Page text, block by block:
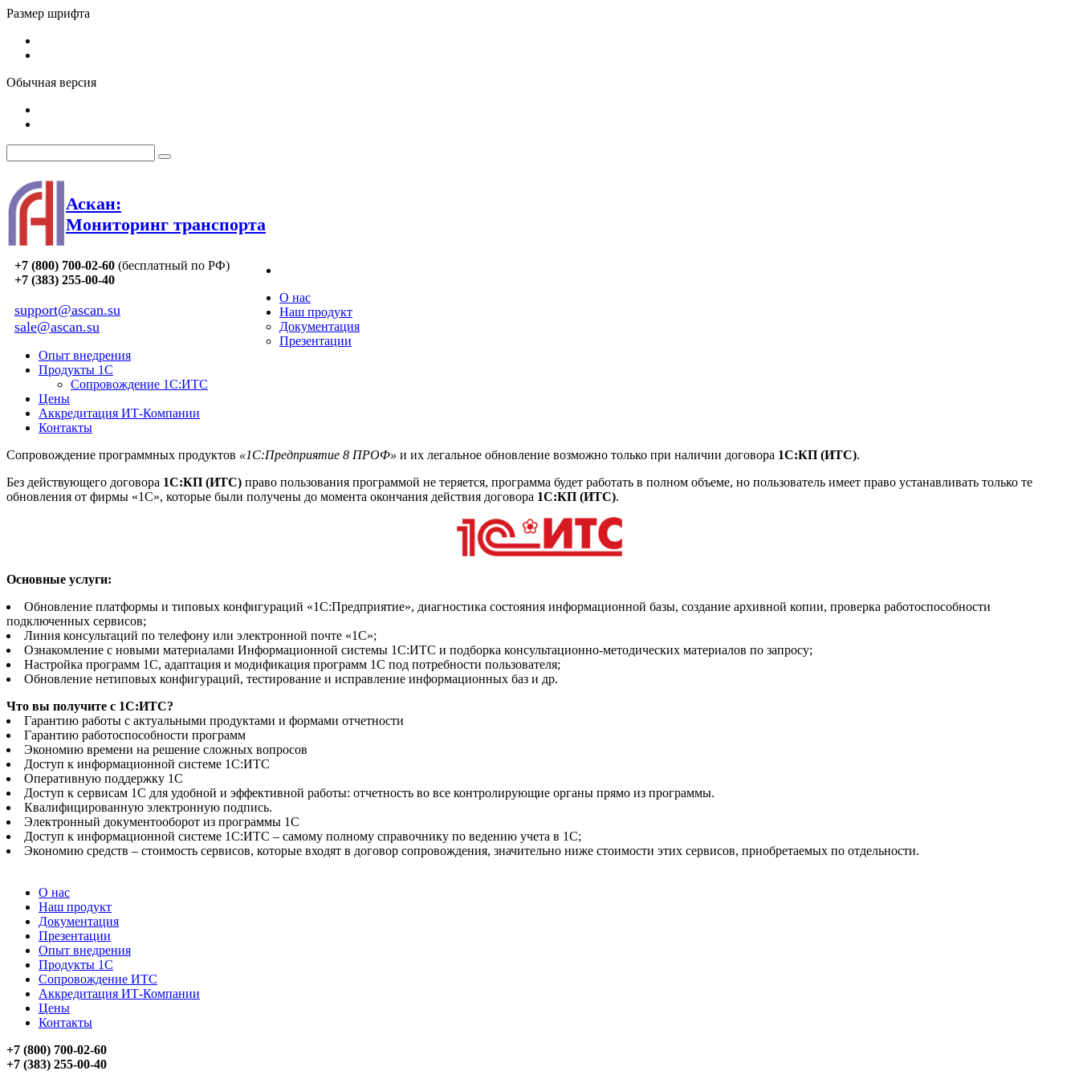
Размер шрифта
Обычная версия
Аскан:
Мониторинг транспорта
+7 (800) 700-02-60 (бесплатный по РФ)
+7 (383) 255-00-40
support@ascan.su
sale@ascan.su
О нас
Наш продукт
Документация
Презентации
Опыт внедрения
Продукты 1С
Сопровождение 1С:ИТС
Цены
Аккредитация ИТ-Компании
Контакты
Сопровождение программных продуктов «1С:Предприятие 8 ПРОФ» и их легальное обновление возможно только при наличии договора 1С:КП (ИТС).
Без действующего договора 1С:КП (ИТС) право пользования программой не теряется, программа будет работать в полном объеме, но пользователь имеет право устанавливать только те
обновления от фирмы «1С», которые были получены до момента окончания действия договора 1С:КП (ИТС).
Основные услуги:
Обновление платформы и типовых конфигураций «1С:Предприятие», диагностика состояния информационной базы, создание архивной копии, проверка работоспособности
подключенных сервисов;
Линия консультаций по телефону или электронной почте «1С»;
Ознакомление с новыми материалами Информационной системы 1С:ИТС и подборка консультационно-методических материалов по запросу;
Настройка программ 1С, адаптация и модификация программ 1С под потребности пользователя;
Обновление нетиповых конфигураций, тестирование и исправление информационных баз и др.
Что вы получите с 1C:ИТС?
Гарантию работы с актуальными продуктами и формами отчетности
Гарантию работоспособности программ
Экономию времени на решение сложных вопросов
Доступ к информационной системе 1С:ИТС
Оперативную поддержку 1С
Доступ к сервисам 1С для удобной и эффективной работы: отчетность во все контролирующие органы прямо из программы.
Квалифицированную электронную подпись.
Электронный документооборот из программы 1С
Доступ к информационной системе 1С:ИТС – самому полному справочнику по ведению учета в 1С;
Экономию средств – стоимость сервисов, которые входят в договор сопровождения, значительно ниже стоимости этих сервисов, приобретаемых по отдельности.
О нас
Наш продукт
Документация
Презентации
Опыт внедрения
Продукты 1С
Сопровождение ИТС
Аккредитация ИТ-Компании
Цены
Контакты
+7 (800) 700-02-60
+7 (383) 255-00-40